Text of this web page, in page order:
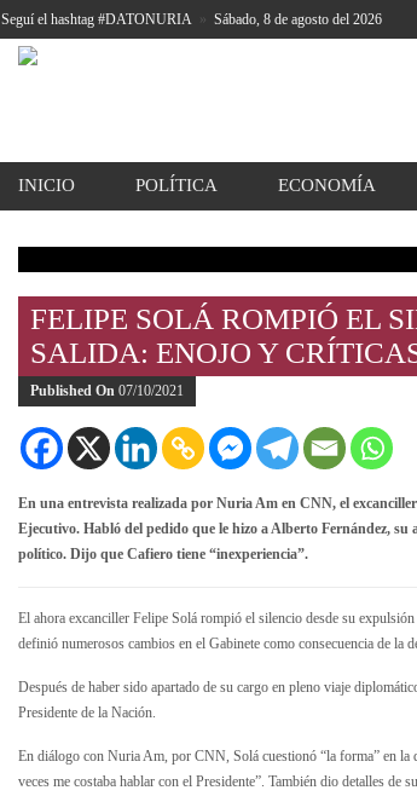
Seguí el hashtag #DATONURIA » Sábado, 8 de agosto del 2026
INICIO POLÍTICA ECONOMÍA
FELIPE SOLÁ ROMPIÓ EL
SALIDA: ENOJO Y
Published On 07/10/2021
En una entrevista realizada por Nuria Am en CNN, el
Ejecutivo. Habló del pedido que le hizo a Alberto Fernández,
político. Dijo que Cafiero tiene “inexperiencia”.
El ahora excanciller Felipe Solá rompió el silencio desde su
definió numerosos cambios en el Gabinete como consecuencia de la
Después de haber sido apartado de su cargo en pleno viaje
Presidente de la Nación.
En diálogo con Nuria Am, por CNN, Solá cuestionó “la forma” en
veces me costaba hablar con el Presidente”. También dio detalles